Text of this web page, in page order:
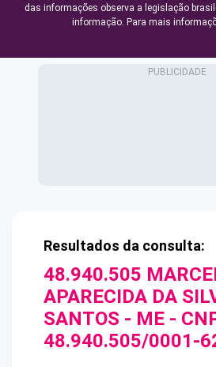
das informações observa a legislação
informação. Para mais
Resultados da consulta:
48.940.505
APARECIDA DA
SANTOS - ME -
48.940.505/0001-